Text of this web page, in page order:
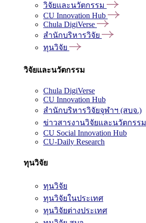
วิจัยและนวัตกรรม
CU Innovation Hub
Chula DigiVerse
สำนักบริหารวิจัย
ทุนวิจัย
วิจัยและนวัตกรรม
Chula DigiVerse
CU Innovation Hub
สำนักบริหารวิจัยจุฬาฯ (สบจ.)
ข่าวสารงานวิจัยและนวัตกรรม
CU Social Innovation Hub
CU-Daily Research
ทุนวิจัย
ทุนวิจัย
ทุนวิจัยในประเทศ
ทุนวิจัยต่างประเทศ